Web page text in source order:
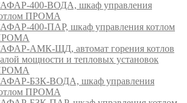
400-ВОДА, шкаф управления
ПРОМА
400-ПАР, шкаф управления котлом
АМК-ЩД, автомат горения котлов
мощности и тепловых установок
БЗК-ВОДА, шкаф управления
ПРОМА